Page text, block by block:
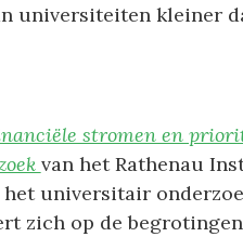
universiteiten kleiner
stromen en
van het Rathenau
universitair
zich op de